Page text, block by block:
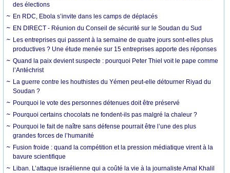
des élections
En RDC, Ebola s’invite dans les camps de déplacés
EN DIRECT - Réunion du Conseil de sécurité sur le Soudan du Sud
Les entreprises qui passent à la semaine de quatre jours sont-elles plus
productives ? Une étude menée sur 15 entreprises apporte des réponses
Quand la paix devient suspecte : pourquoi Peter Thiel voit le pape comme
l’Antéchrist
La guerre contre les houthistes du Yémen peut-elle détourner Riyad du
Soudan ?
Pourquoi le vote des personnes détenues doit être préservé
Pourquoi certains chocolats ne fondent-ils pas malgré la chaleur ?
Pourquoi le fait de naître sans défense pourrait être l’une des plus
grandes forces de l’humanité
Fusion froide : quand la compétition et la pression médiatique virent à la
bavure scientifique
Liban. L’attaque israélienne qui a coûté la vie à la journaliste Amal Khalil